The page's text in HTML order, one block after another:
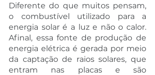
Diferente do que muitos pensam,
o combustível utilizado para a
energia solar é a luz e não o calor.
Afinal, essa fonte de produção de
energia elétrica é gerada por meio
da captação de raios solares, que
entram nas placas e são